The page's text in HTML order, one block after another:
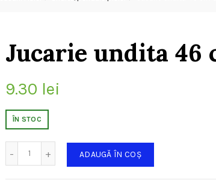
Jucarie undita 46
9.30 lei
ÎN STOC
ADAUGĂ ÎN COȘ